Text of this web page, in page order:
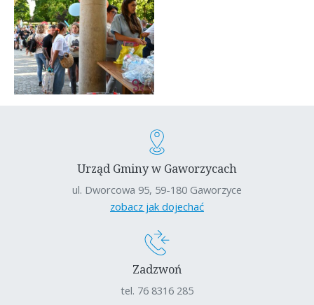
Urząd Gminy w Gaworzycach
ul. Dworcowa 95, 59-180 Gaworzyce
zobacz jak dojechać
Zadzwoń
tel. 76 8316 285